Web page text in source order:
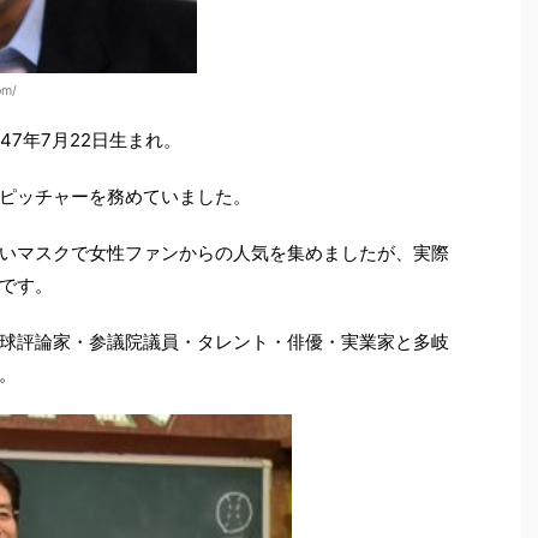
年7月22日生まれ。
ッチャーを務めていました。
マスクで女性ファンからの人気を集めましたが、実際
す。
評論家・参議院議員・タレント・俳優・実業家と多岐